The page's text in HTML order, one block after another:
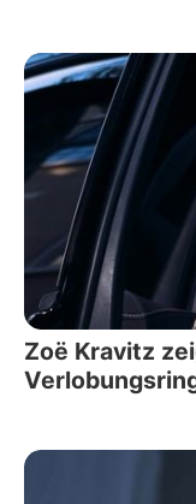
Zoë Kravitz